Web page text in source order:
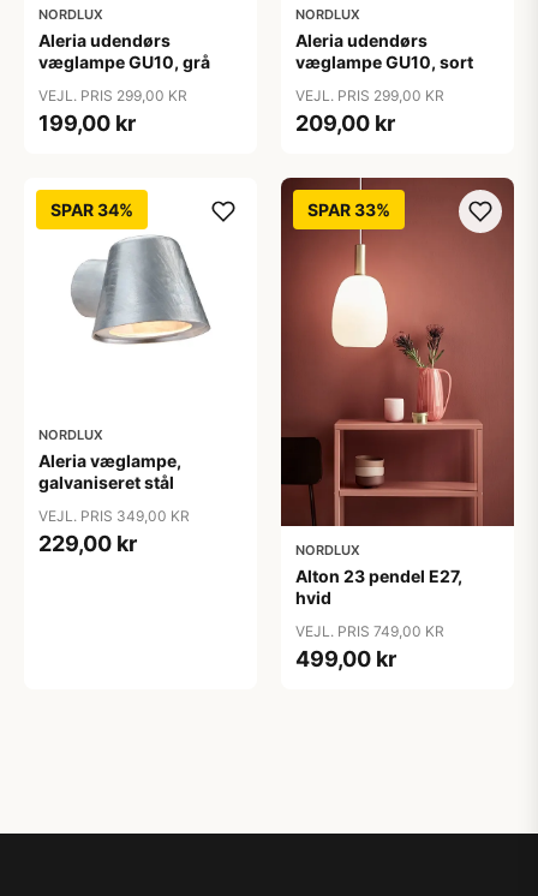
NORDLUX
Aleria udendørs
væglampe GU10, grå
VEJL. PRIS 299,00 KR
199,00 kr
NORDLUX
Aleria udendørs
væglampe GU10, sort
VEJL. PRIS 299,00 KR
209,00 kr
SPAR 34%
NORDLUX
Aleria væglampe,
galvaniseret stål
VEJL. PRIS 349,00 KR
229,00 kr
SPAR 33%
NORDLUX
Alton 23 pendel E27,
hvid
VEJL. PRIS 749,00 KR
499,00 kr